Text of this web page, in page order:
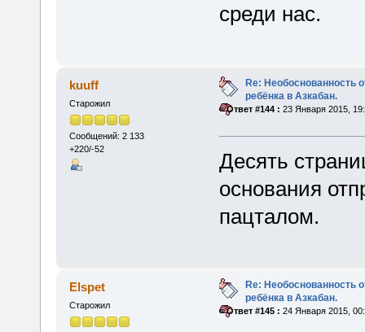
среди нас.
kuuff
Старожил
Сообщений: 2 133
+220/-52
Re: Необоснованность
ребёнка в Азкабан.
«Ответ #144 : 23 Января 2015,
Десять
основания
пацталом.
Elspet
Старожил
Re: Необоснованность
ребёнка в Азкабан.
«Ответ #145 : 24 Января 2015,